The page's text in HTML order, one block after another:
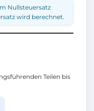
Nullsteuersatz
wird berechnet.
Teilen bis